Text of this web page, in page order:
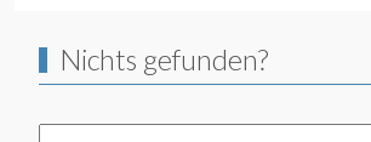
Nichts gefunden?